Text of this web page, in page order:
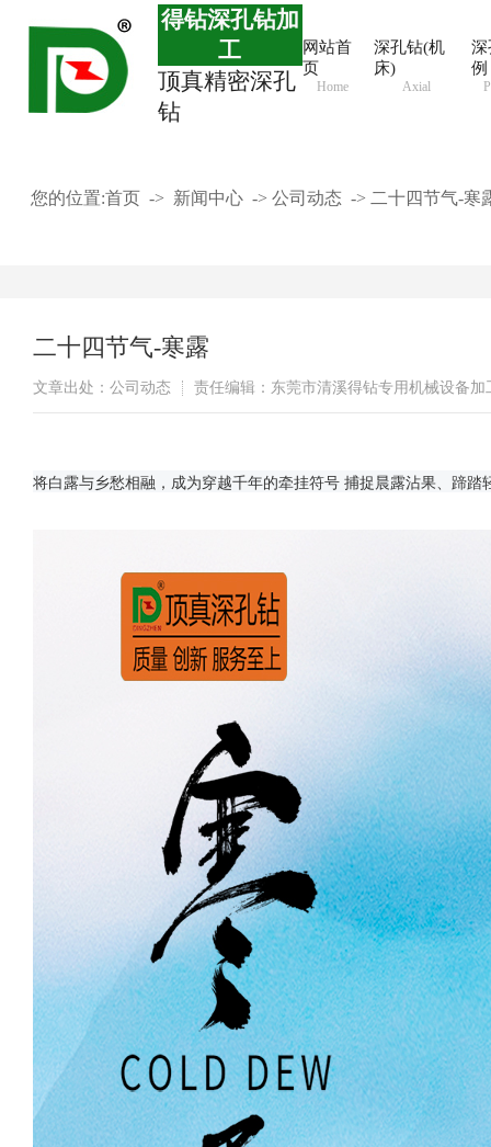
得钻深孔钻加
工
顶真精密深孔
钻
网站首
页
Home
深孔钻(机
床)
Axial
深
例
您的位置:首页 -> 新闻中心 -> 公司动态 -> 二十四节气-寒
二十四节气-寒露
文章出处：公司动态 责任编辑：东莞市清溪得钻专用机械设备加
将白露与乡愁相融，成为穿越千年的牵挂符号 捕捉晨露沾果、蹄